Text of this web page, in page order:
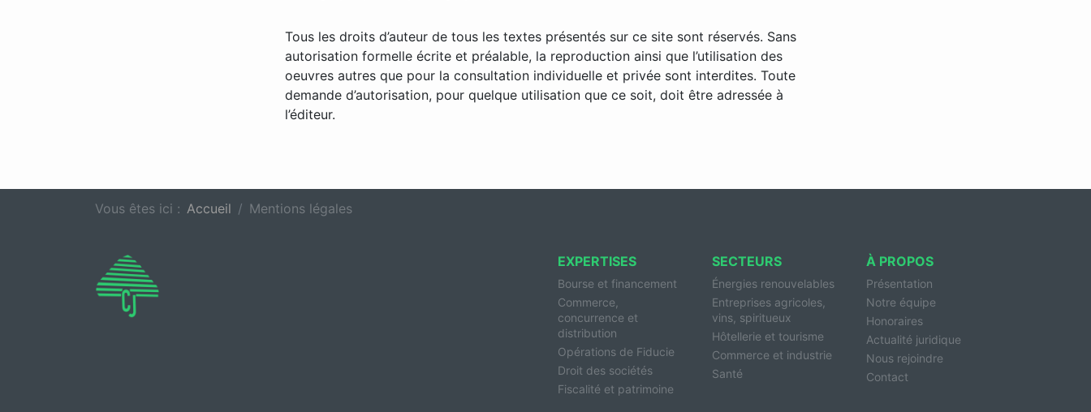
Tous les droits d’auteur de tous les textes présentés sur ce site sont réservés. Sans
autorisation formelle écrite et préalable, la reproduction ainsi que l’utilisation des
oeuvres autres que pour la consultation individuelle et privée sont interdites. Toute
demande d’autorisation, pour quelque utilisation que ce soit, doit être adressée à
l’éditeur.
Vous êtes ici : Accueil Mentions légales
EXPERTISES
Bourse et financement
Commerce,
concurrence et
distribution
Opérations de Fiducie
Droit des sociétés
Fiscalité et patrimoine
SECTEURS
Énergies renouvelables
Entreprises agricoles,
vins, spiritueux
Hôtellerie et tourisme
Commerce et industrie
Santé
À PROPOS
Présentation
Notre équipe
Honoraires
Actualité juridique
Nous rejoindre
Contact